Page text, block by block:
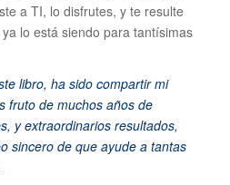
a TI, lo disfrutes, y te resulte
lo está siendo para tantísimas
libro, ha sido compartir mi
fruto de muchos años de
y extraordinarios resultados,
sincero de que ayude a tantas